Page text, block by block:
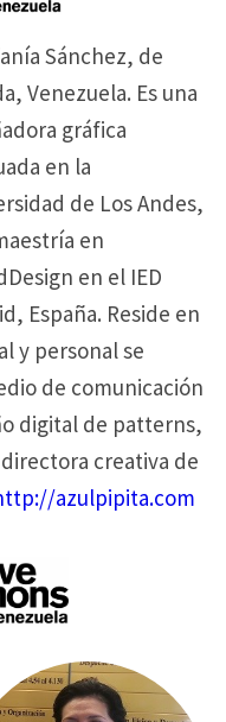
Sánchez, de
Venezuela. Es una
gráfica
en la
de Los Andes,
en
en el IED
España. Reside en
y personal se
de comunicación
digital de patterns,
creativa de
azulpipita.com